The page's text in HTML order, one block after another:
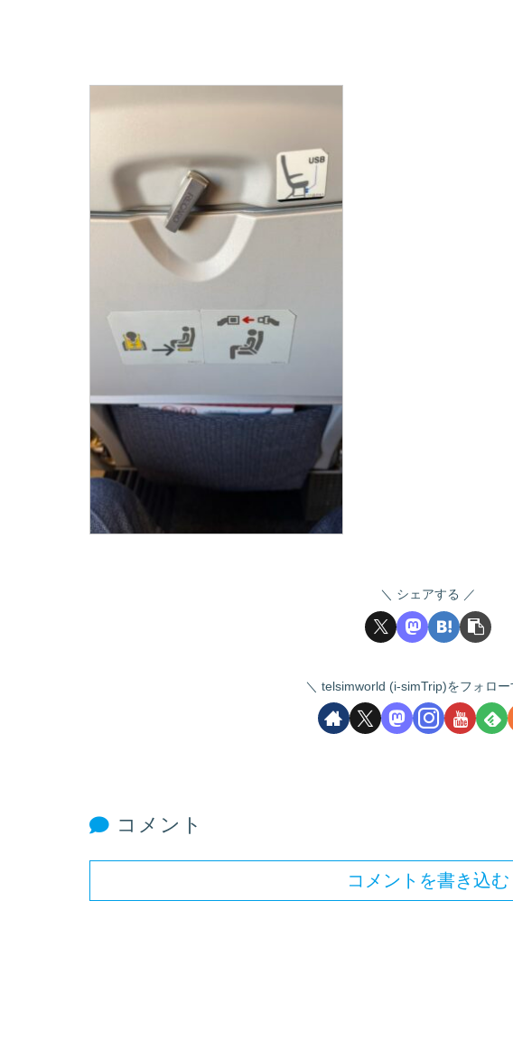
シェアする
telsimworld (i-simTrip)をフォロー
コメント
コメントを書き込む